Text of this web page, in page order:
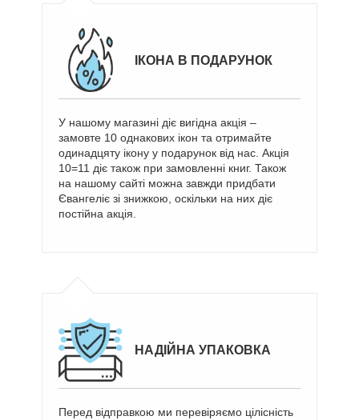
ІКОНА В ПОДАРУНОК
У нашому магазині діє вигідна акція –
замовте 10 однакових ікон та отримайте
одинадцяту ікону у подарунок від нас. Акція
10=11 діє також при замовленні книг. Також
на нашому сайті можна завжди придбати
Євангеліє зі знижкою, оскільки на них діє
постійна акція.
НАДІЙНА УПАКОВКА
Перед відправкою ми перевіряємо цілісність